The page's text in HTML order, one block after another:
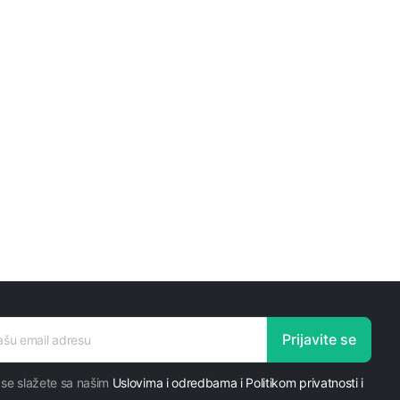
Prijavite se
slažete sa našim Uslovima i odredbama i Politikom privatnosti i